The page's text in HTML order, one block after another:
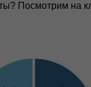
Посмотрим на